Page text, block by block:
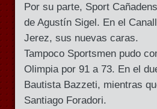
Por su parte, Sport
de Agustín Sigel. En el
Jerez, sus nuevas caras.
Tampoco Sportsmen pudo
Olimpia por 91 a 73. En el
Bautista Bazzeti, mientras
Santiago Foradori.